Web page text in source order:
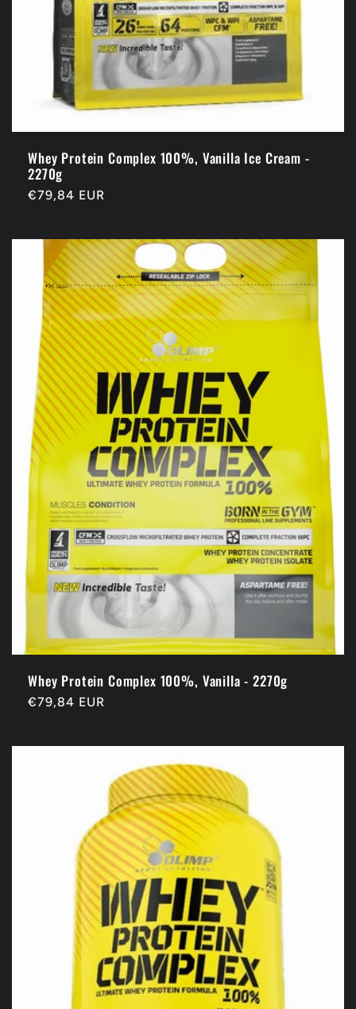
Whey Protein Complex 100%, Vanilla Ice Cream -
2270g
Prix
€79,84 EUR
Whey Protein Complex 100%, Vanilla - 2270g
Prix
€79,84 EUR